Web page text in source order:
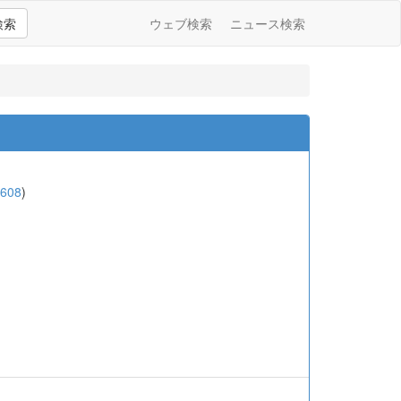
索 ウェブ検索 ニュース検索
)